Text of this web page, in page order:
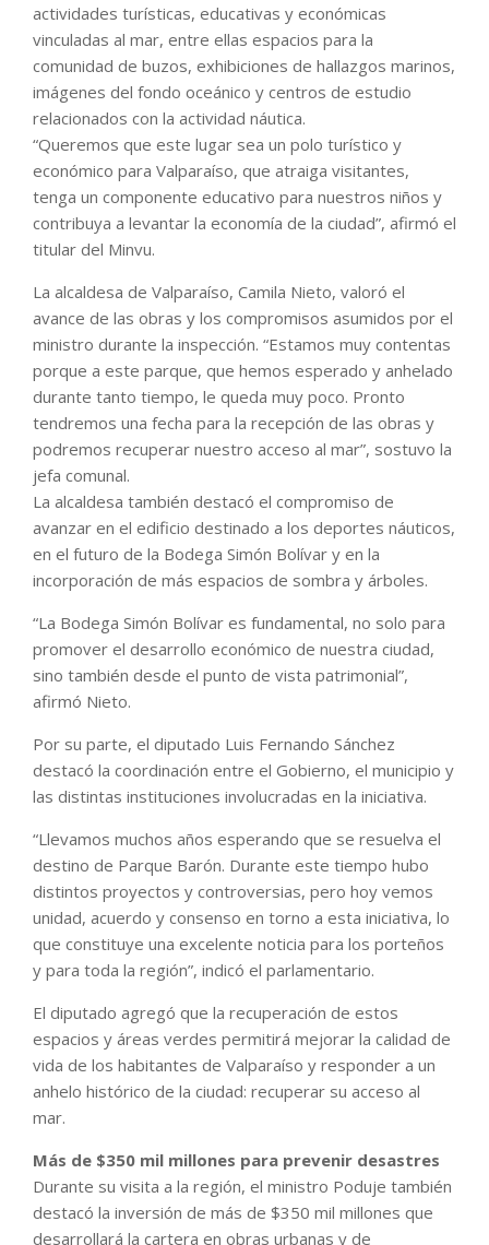
actividades turísticas, educativas y económicas
vinculadas al mar, entre ellas espacios para la
comunidad de buzos, exhibiciones de hallazgos marinos,
imágenes del fondo oceánico y centros de estudio
relacionados con la actividad náutica.
“Queremos que este lugar sea un polo turístico y
económico para Valparaíso, que atraiga visitantes,
tenga un componente educativo para nuestros niños y
contribuya a levantar la economía de la ciudad”, afirmó el
titular del Minvu.
La alcaldesa de Valparaíso, Camila Nieto, valoró el
avance de las obras y los compromisos asumidos por el
ministro durante la inspección. “Estamos muy contentas
porque a este parque, que hemos esperado y anhelado
durante tanto tiempo, le queda muy poco. Pronto
tendremos una fecha para la recepción de las obras y
podremos recuperar nuestro acceso al mar”, sostuvo la
jefa comunal.
La alcaldesa también destacó el compromiso de
avanzar en el edificio destinado a los deportes náuticos,
en el futuro de la Bodega Simón Bolívar y en la
incorporación de más espacios de sombra y árboles.
“La Bodega Simón Bolívar es fundamental, no solo para
promover el desarrollo económico de nuestra ciudad,
sino también desde el punto de vista patrimonial”,
afirmó Nieto.
Por su parte, el diputado Luis Fernando Sánchez
destacó la coordinación entre el Gobierno, el municipio y
las distintas instituciones involucradas en la iniciativa.
“Llevamos muchos años esperando que se resuelva el
destino de Parque Barón. Durante este tiempo hubo
distintos proyectos y controversias, pero hoy vemos
unidad, acuerdo y consenso en torno a esta iniciativa, lo
que constituye una excelente noticia para los porteños
y para toda la región”, indicó el parlamentario.
El diputado agregó que la recuperación de estos
espacios y áreas verdes permitirá mejorar la calidad de
vida de los habitantes de Valparaíso y responder a un
anhelo histórico de la ciudad: recuperar su acceso al
mar.
Más de $350 mil millones para prevenir desastres
Durante su visita a la región, el ministro Poduje también
destacó la inversión de más de $350 mil millones que
desarrollará la cartera en obras urbanas y de